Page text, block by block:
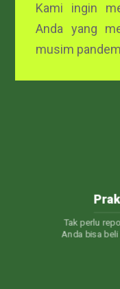
Kami ingin
Anda yang
musim
Layanan
pun